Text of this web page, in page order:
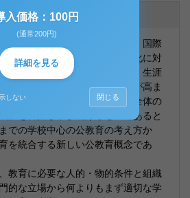
技術の進歩や経済社会の発展、国際
化の進展など急激な社会の変化に対
で豊かな人生をおくるために、生涯
文化・芸術・スポーツの要望が高ま
いる限り、家庭、社会、人類全体の
」を目指し学び続けるものであると
での学校中心の公教育の考え方か
を統合する新しい公教育概念であ
教育に必要な人的・物的条件と組織
的な立場から何よりもまず適切な学
入価格：100円
(通常200円)
詳細を見る
しない 閉じる